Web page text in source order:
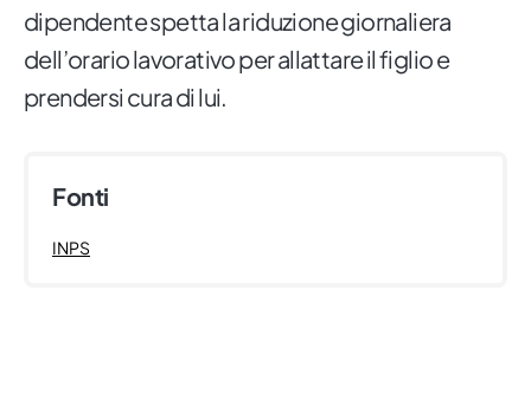
dipendente spetta la riduzione giornaliera
dell’orario lavorativo per allattare il figlio e
prendersi cura di lui.
Fonti
INPS